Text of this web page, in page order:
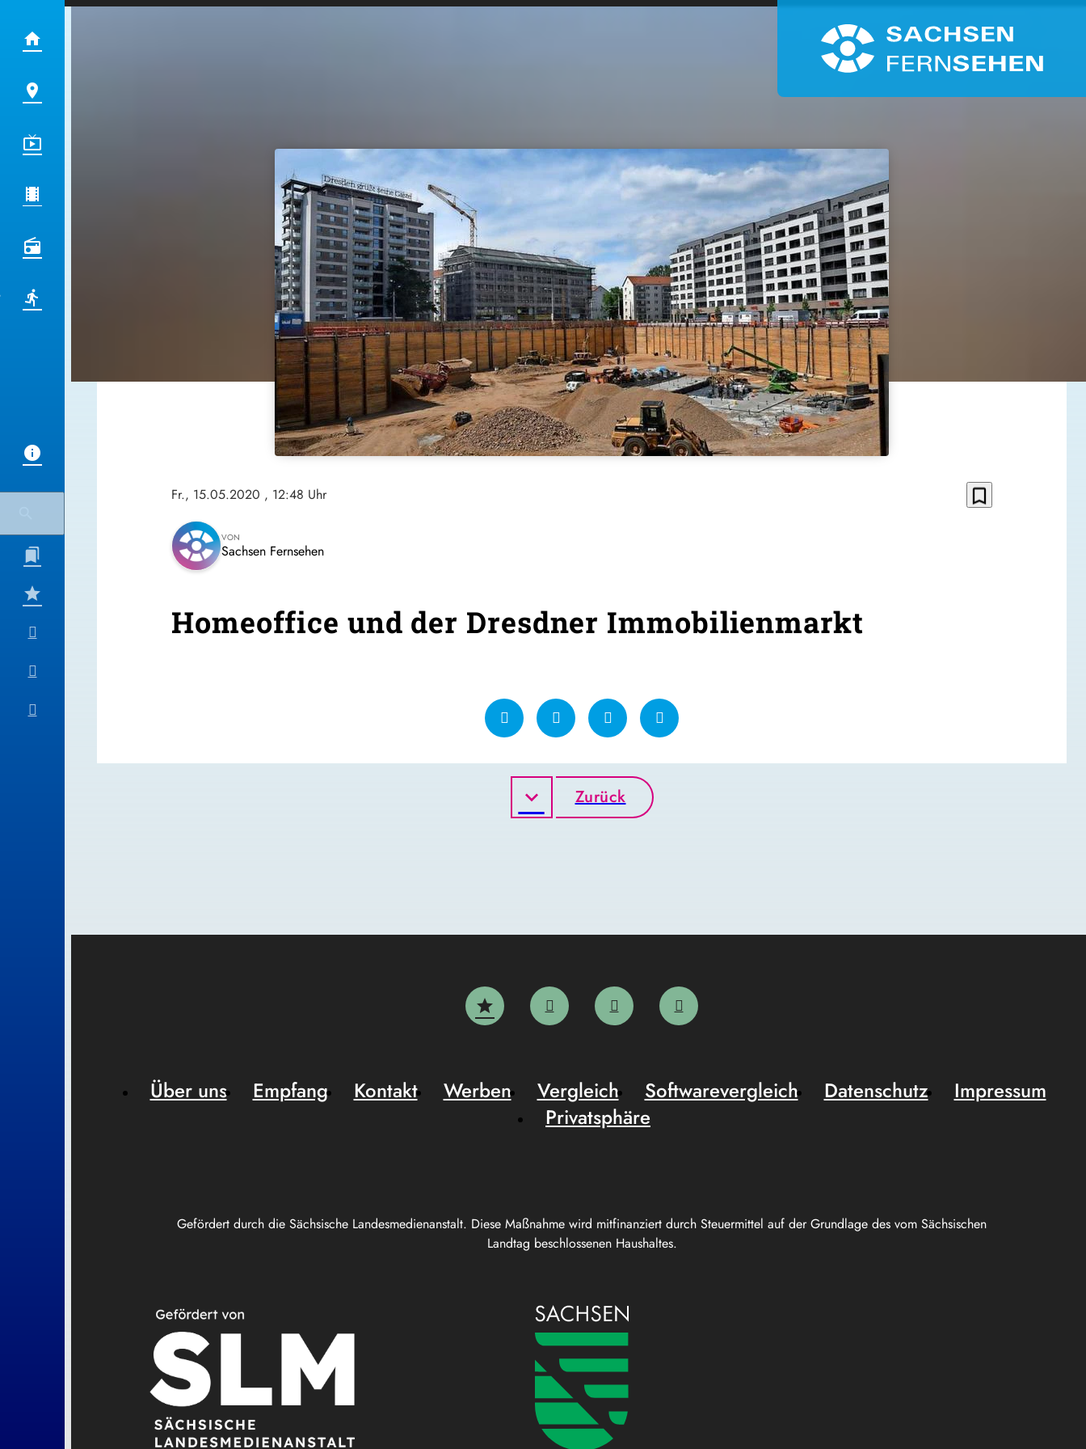
Fr., 15.05.2020 , 12:48 Uhr bookmark_border
VON
Sachsen Fernsehen
Homeoffice und der Dresdner Immobilienmarkt
Zurück
Gefördert durch die Sächsische Landesmedienanstalt. Diese Maßnahme wird mitfinanziert durch Steuermittel auf der Grundlage des vom Sächsischen
Landtag beschlossenen Haushaltes.
Über uns Empfang Kontakt Werben Vergleich Softwarevergleich Datenschutz
Impressum
Privatsphäre